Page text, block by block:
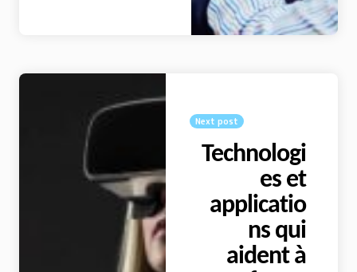
Next post
Technologi
es et
applicatio
ns qui
aident à